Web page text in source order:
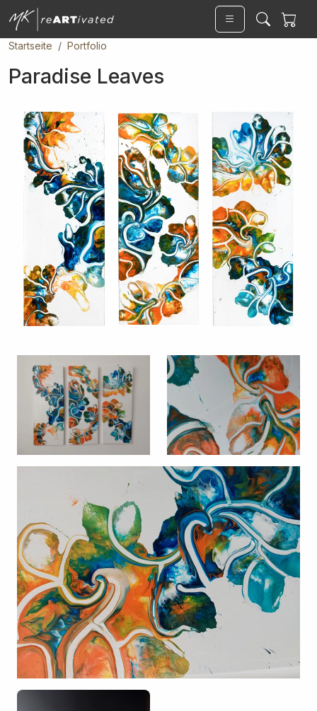
Skip to main content
Startseite Portfolio
Paradise Leaves